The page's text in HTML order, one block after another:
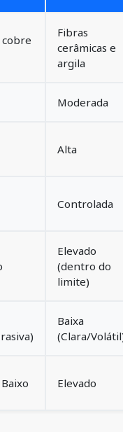
cobre
Fibras
cerâmicas e
argila
Moderada
Alta
Controlada
Elevado
(dentro do
limite)
Baixa
(Clara/
Elevado